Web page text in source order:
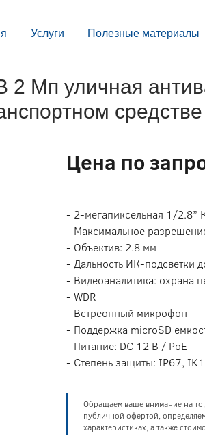
Услуги Полезные материалы
2 Мп уличная
средстве
Цена по
- 2-мегапиксельная 1/2.8”
- Максимальное
- Объектив: 2.8 мм
- Дальность ИК-подсветки
- Видеоаналитика: охрана
- WDR
- Встреонный микрофон
- Поддержка microSD
- Питание: DC 12 В / PoE
- Степень защиты: IP67,
Обращаем ваше внимание на
публичной офертой,
характеристиках, а также